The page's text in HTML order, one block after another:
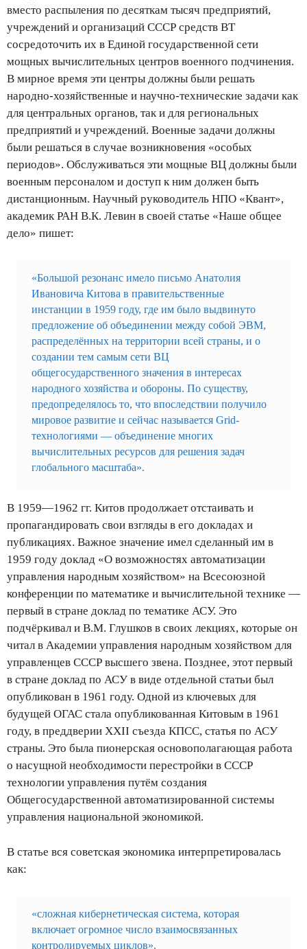
вместо распыления по десяткам тысяч предприятий,
учреждений и организаций СССР средств ВТ
сосредоточить их в Единой государственной сети
мощных вычислительных центров военного подчинения.
В мирное время эти центры должны были решать
народно-хозяйственные и научно-технические задачи как
для центральных органов, так и для региональных
предприятий и учреждений. Военные задачи должны
были решаться в случае возникновения «особых
периодов». Обслуживаться эти мощные ВЦ должны были
военным персоналом и доступ к ним должен быть
дистанционным. Научный руководитель НПО «Квант»,
академик РАН В.К. Левин в своей статье «Наше общее
дело» пишет:
«Большой резонанс имело письмо Анатолия
Ивановича Китова в правительственные
инстанции в 1959 году, где им было выдвинуто
предложение об объединении между собой ЭВМ,
распределённых на территории всей страны, и о
создании тем самым сети ВЦ
общегосударственного значения в интересах
народного хозяйства и обороны. По существу,
предопределялось то, что впоследствии получило
мировое развитие и сейчас называется Grid-
технологиями — объединение многих
вычислительных ресурсов для решения задач
глобального масштаба».
В 1959—1962 гг. Китов продолжает отстаивать и
пропагандировать свои взгляды в его докладах и
публикациях. Важное значение имел сделанный им в
1959 году доклад «О возможностях автоматизации
управления народным хозяйством» на Всесоюзной
конференции по математике и вычислительной технике —
первый в стране доклад по тематике АСУ. Это
подчёркивал и В.М. Глушков в своих лекциях, которые он
читал в Академии управления народным хозяйством для
управленцев СССР высшего звена. Позднее, этот первый
в стране доклад по АСУ в виде отдельной статьи был
опубликован в 1961 году. Одной из ключевых для
будущей ОГАС стала опубликованная Китовым в 1961
году, в преддверии XXII съезда КПСС, статья по АСУ
страны. Это была пионерская основополагающая работа
о насущной необходимости перестройки в СССР
технологии управления путём создания
Общегосударственной автоматизированной системы
управления национальной экономикой.
В статье вся советская экономика интерпретировалась
как:
«сложная кибернетическая система, которая
включает огромное число взаимосвязанных
контролируемых циклов».